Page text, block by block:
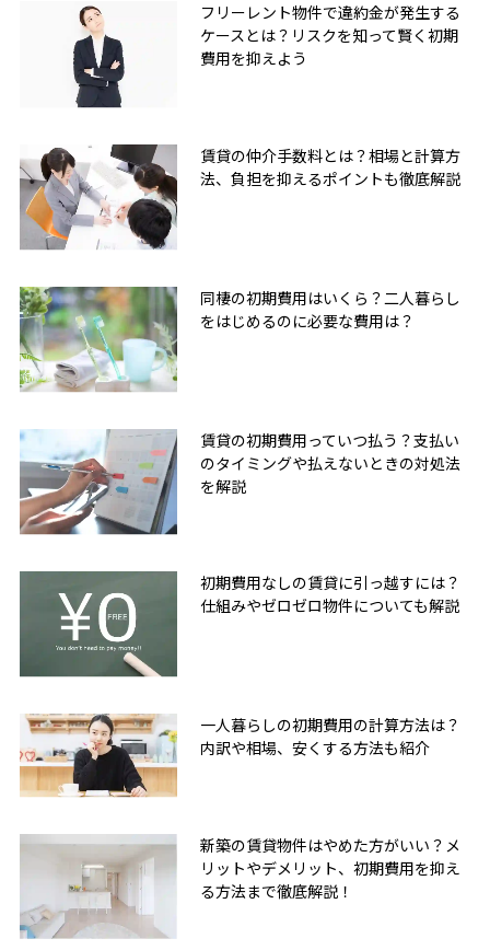
フリーレント物件で違約金が発生する
ケースとは？リスクを知って賢く初期
費用を抑えよう
賃貸の仲介手数料とは？相場と計算方
法、負担を抑えるポイントも徹底解説
同棲の初期費用はいくら？二人暮らし
をはじめるのに必要な費用は？
賃貸の初期費用っていつ払う？支払い
のタイミングや払えないときの対処法
を解説
初期費用なしの賃貸に引っ越すには？
仕組みやゼロゼロ物件についても解説
一人暮らしの初期費用の計算方法は？
内訳や相場、安くする方法も紹介
新築の賃貸物件はやめた方がいい？メ
リットやデメリット、初期費用を抑え
る方法まで徹底解説！